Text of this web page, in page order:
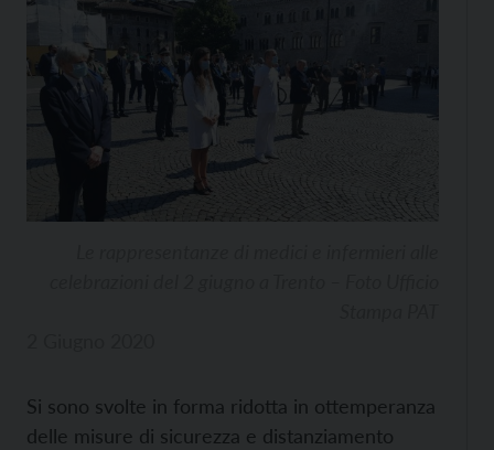
Si sono svolte in forma ridotta in ottemperanza
delle misure di sicurezza e distanziamento